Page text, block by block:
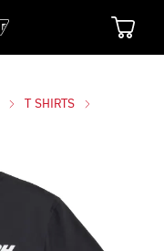
T SHIRTS